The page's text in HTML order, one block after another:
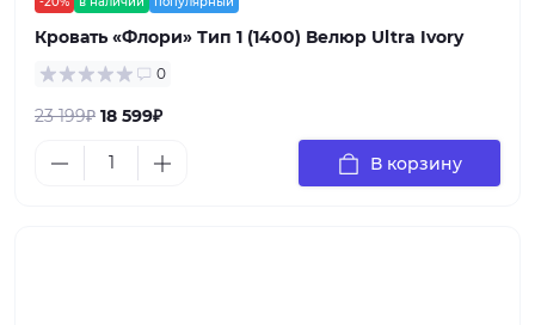
Кровать «Флори» Тип 1 (1400) Велюр Ultra Ivory
0
23 199₽ 18 599₽
В корзину